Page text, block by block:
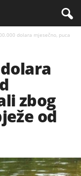
dolara mjesečno, puca
zbog
od